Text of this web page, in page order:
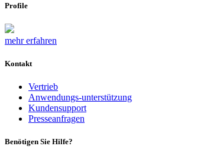
Profile
mehr erfahren
Kontakt
Vertrieb
Anwendungs-unterstützung
Kundensupport
Presseanfragen
Benötigen Sie Hilfe?